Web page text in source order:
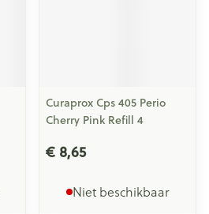
Curaprox Cps 405 Perio
Cherry Pink Refill 4
€ 8,65
Niet beschikbaar